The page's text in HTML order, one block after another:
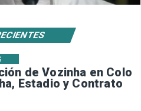
de Vozinha en Colo
Estadio y Contrato